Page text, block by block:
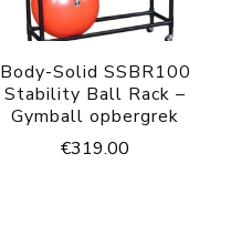
Body-Solid SSBR100
Stability Ball Rack –
Gymball opbergrek
€319.00